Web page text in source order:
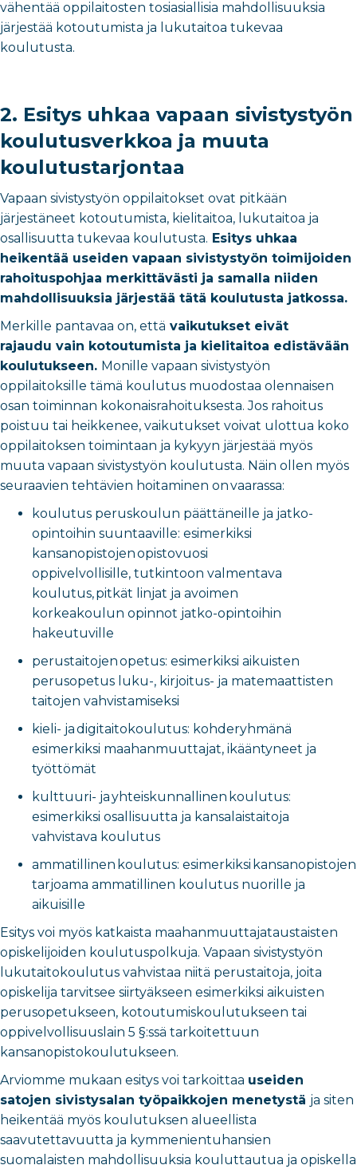
vähentää oppilaitosten tosiasiallisia mahdollisuuksia
järjestää kotoutumista ja lukutaitoa tukevaa
koulutusta.
2. Esitys uhkaa vapaan sivistystyön
koulutusverkkoa ja muuta
koulutustarjontaa
Vapaan sivistystyön oppilaitokset ovat pitkään
järjestäneet kotoutumista, kielitaitoa, lukutaitoa ja
osallisuutta tukevaa koulutusta. Esitys uhkaa
heikentää useiden vapaan sivistystyön toimijoiden
rahoituspohjaa merkittävästi ja samalla niiden
mahdollisuuksia järjestää tätä koulutusta jatkossa.
Merkille pantavaa on, että vaikutukset eivät
rajaudu vain kotoutumista ja kielitaitoa edistävään
koulutukseen. Monille vapaan sivistystyön
oppilaitoksille tämä koulutus muodostaa olennaisen
osan toiminnan kokonaisrahoituksesta. Jos rahoitus
poistuu tai heikkenee, vaikutukset voivat ulottua koko
oppilaitoksen toimintaan ja kykyyn järjestää myös
muuta vapaan sivistystyön koulutusta. Näin ollen myös
seuraavien tehtävien hoitaminen on vaarassa:
koulutus peruskoulun päättäneille ja jatko-
opintoihin suuntaaville: esimerkiksi
kansanopistojen opistovuosi
oppivelvollisille, tutkintoon valmentava
koulutus, pitkät linjat ja avoimen
korkeakoulun opinnot jatko-opintoihin
hakeutuville
perustaitojen opetus: esimerkiksi aikuisten
perusopetus luku-, kirjoitus- ja matemaattisten
taitojen vahvistamiseksi
kieli- ja digitaitokoulutus: kohderyhmänä
esimerkiksi maahanmuuttajat, ikääntyneet ja
työttömät
kulttuuri- ja yhteiskunnallinen koulutus:
esimerkiksi osallisuutta ja kansalaistaitoja
vahvistava koulutus
ammatillinen koulutus: esimerkiksi kansanopistojen
tarjoama ammatillinen koulutus nuorille ja
aikuisille
Esitys voi myös katkaista maahanmuuttajataustaisten
opiskelijoiden koulutuspolkuja. Vapaan sivistystyön
lukutaitokoulutus vahvistaa niitä perustaitoja, joita
opiskelija tarvitsee siirtyäkseen esimerkiksi aikuisten
perusopetukseen, kotoutumiskoulutukseen tai
oppivelvollisuuslain 5 §:ssä tarkoitettuun
kansanopistokoulutukseen.
Arviomme mukaan esitys voi tarkoittaa useiden
satojen sivistysalan työpaikkojen menetystä ja siten
heikentää myös koulutuksen alueellista
saavutettavuutta ja kymmenientuhansien
suomalaisten mahdollisuuksia kouluttautua ja opiskella